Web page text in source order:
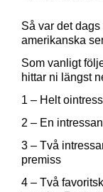
Så var det
amerikanska
Som vanligt
hittar ni längst
1 – Helt
2 – En
3 – Två
premiss
4 – Två